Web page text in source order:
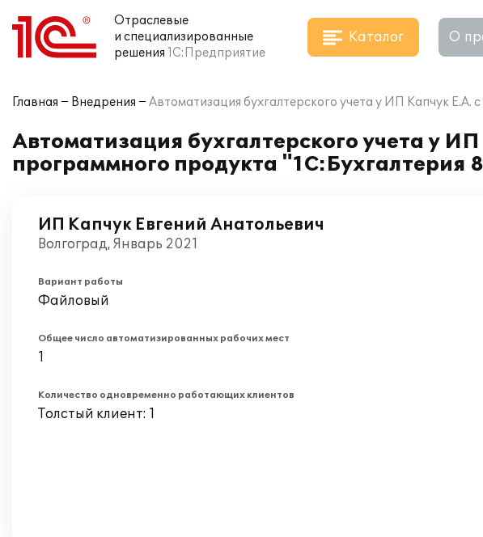
Отраслевые
и специализированные
решения 1С:Предприятие
Каталог О
Главная Внедрения Автоматизация бухгалтерского учета у ИП Капчук
Автоматизация бухгалтерского учета у
программного продукта "1С:Бухгалтерия
ИП Капчук Евгений Анатольевич
Волгоград, Январь 2021
Вариант работы
Файловый
Общее число автоматизированных рабочих мест
1
Количество одновременно работающих клиентов
Толстый клиент: 1